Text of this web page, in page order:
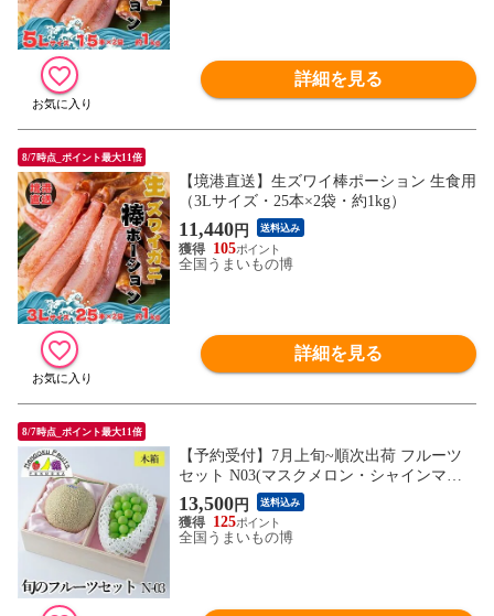
詳細を見る
8/7時点_ポイント最大11倍
【境港直送】生ズワイ棒ポーション 生食用
（3Lサイズ・25本×2袋・約1kg）
11,440円 送料込み
105
全国うまいもの博
詳細を見る
8/7時点_ポイント最大11倍
【予約受付】7月上旬~順次出荷 フルーツ
セット N03(マスクメロン・シャインマス
カット)
13,500円 送料込み
125
全国うまいもの博